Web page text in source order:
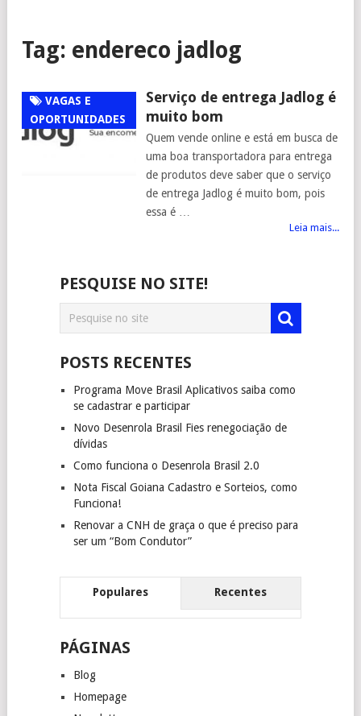
Tag: endereco jadlog
VAGAS E
OPORTUNIDADES
Serviço de entrega Jadlog é
muito bom
Quem vende online e está em busca de
uma boa transportadora para entrega
de produtos deve saber que o serviço
de entrega Jadlog é muito bom, pois
essa é …
Leia mais...
PESQUISE NO SITE!
POSTS RECENTES
Programa Move Brasil Aplicativos saiba como
se cadastrar e participar
Novo Desenrola Brasil Fies renegociação de
dívidas
Como funciona o Desenrola Brasil 2.0
Nota Fiscal Goiana Cadastro e Sorteios, como
Funciona!
Renovar a CNH de graça o que é preciso para
ser um “Bom Condutor”
Populares Recentes
PÁGINAS
Blog
Homepage